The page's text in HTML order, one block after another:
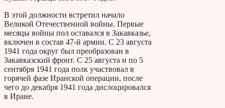
В этой должности встретил начало
Великой Отечественной войны. Первые
месяцы войны пол оставался в Закавказье,
включен в состав 47-й армии. С 23 августа
1941 года округ был преобразован в
Закавказский фронт. С 25 августа и по 5
сентября 1941 года полк участвовал в
горячей фазе Иранской операции, после
чего до декабря 1941 года дислоцировался
в Иране.